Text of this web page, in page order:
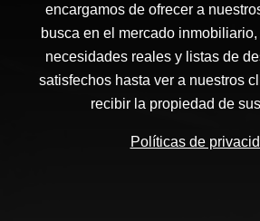
encargamos de ofrecer a
busca en el mercado
necesidades reales y listas de
satisfechos hasta ver a nuestros
recibir la propiedad de
Políticas de